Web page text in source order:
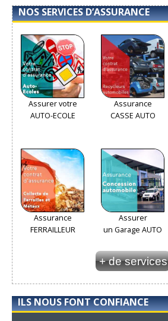
NOS SERVICES D’ASSURANCE
Assurer votre
AUTO-ECOLE
Assurance
CASSE AUTO
Assurance
FERRAILLEUR
Assurer
un Garage AUTO
+ de services
ILS NOUS FONT CONFIANCE